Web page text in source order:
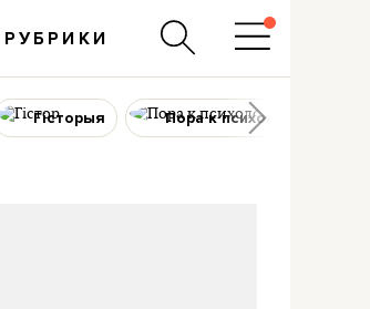
РУБРИКИ
Гісторыя Пора к психологу